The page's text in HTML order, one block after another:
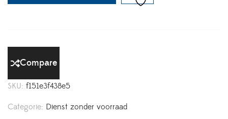
Compare
SKU: f151e3f438e5
Categorie: Dienst zonder voorraad